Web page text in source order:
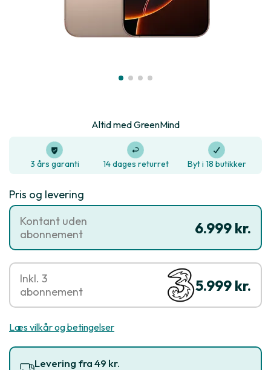
Altid med GreenMind
3 års garanti 14 dages returret Byt i 18 butikker
Pris og levering
6.999 kr.
Kontant uden
abonnement
5.999 kr.
Inkl. 3
abonnement
Læs vilkår og betingelser
Levering fra 49 kr.